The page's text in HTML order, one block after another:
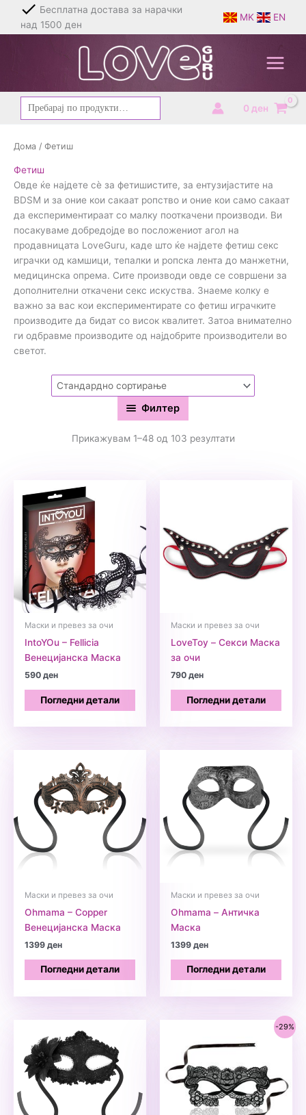
content
Брза и дискретна испорака MK EN
Барај
за:
0 ден
Дома / Фетиш
Фетиш
Овде ќе најдете сè за фетишистите, за ентузијастите на
BDSM и за оние кои сакаат ропство и оние кои само сакаат
да експериментираат со малку пооткачени производи. Ви
посакуваме добредојде во посложениот агол на
продавницата LoveGuru, каде што ќе најдете фетиш секс
играчки од камшици, тепалки и ропска лента до манжетни,
медицинска опрема. Сите производи овде се совршени за
дополнителни откачени секс искуства. Знаеме колку е
важно за вас кои експериментирате со фетиш играчките
производите да бидат со висок квалитет. Затоа внимателно
ги одбравме производите од најдобрите производители во
светот.
Филтер
Прикажувам 1–48 од 103 резултати
Маски и превез за очи
IntoYOu – Fellicia
Венецијанска Маскa
590ден
Погледни детали
Маски и превез за очи
LoveToy – Секси Маска
за очи
790ден
Погледни детали
Маски и превез за очи
Ohmama – Copper
Венецијанска Маскa
1399ден
Погледни детали
Маски и превез за очи
Ohmama – Античка
Маскa
1399ден
Погледни детали
-29%